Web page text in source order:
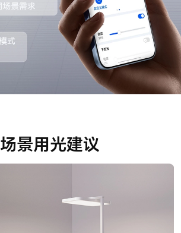
场景用光建议